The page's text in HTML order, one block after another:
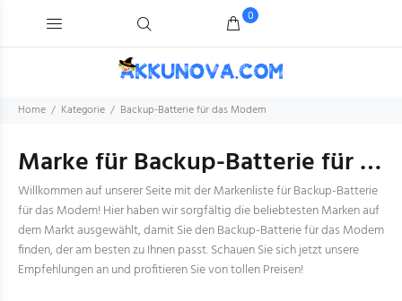
0
Home Kategorie Backup-Batterie für das Modem
Marke für Backup-Batterie für das Modem
Willkommen auf unserer Seite mit der Markenliste für Backup-Batterie
für das Modem! Hier haben wir sorgfältig die beliebtesten Marken auf
dem Markt ausgewählt, damit Sie den Backup-Batterie für das Modem
finden, der am besten zu Ihnen passt. Schauen Sie sich jetzt unsere
Empfehlungen an und profitieren Sie von tollen Preisen!